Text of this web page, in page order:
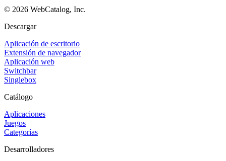
© 2026 WebCatalog, Inc.
Descargar
Aplicación de escritorio
Extensión de navegador
Aplicación web
Switchbar
Singlebox
Catálogo
Aplicaciones
Juegos
Categorías
Desarrolladores